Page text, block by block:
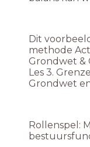
Dit
methode
Grondwet &
Les 3.
Grondwet
Rollenspel: